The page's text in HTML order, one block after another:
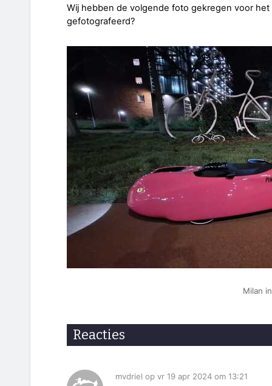
Wij hebben de volgende foto gekregen voor
gefotografeerd?
Milan
Reacties
mvdriel op vr 19 apr 2024 om 13:21